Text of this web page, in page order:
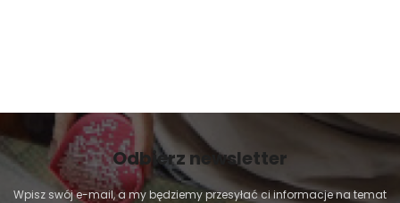
Odbierz newsletter
Wpisz swój e-mail, a my będziemy przesyłać ci informacje na temat